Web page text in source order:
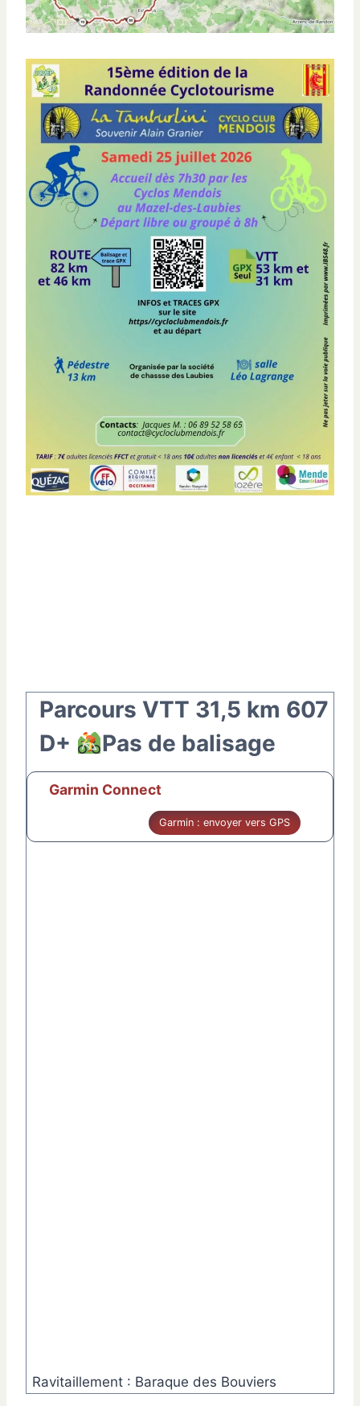
Parcours VTT 31,5 km 607
D+
Pas de balisage
Garmin Connect
Garmin : envoyer vers GPS
Ravitaillement : Baraque des Bouviers